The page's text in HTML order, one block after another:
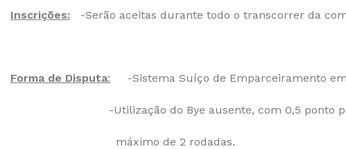
Inscrições: -Serão aceitas durante todo o transcorrer da
Forma de Disputa: -Sistema Suíço de Emparceiramento
-Utilização do Bye ausente, com 0,5 ponto
máximo de 2 rodadas.